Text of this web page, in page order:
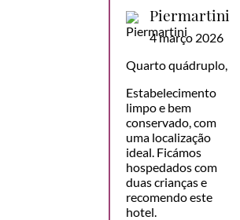
Piermartini
4 março 2026
Quarto quádruplo,
Estabelecimento
limpo e bem
conservado, com
uma localização
ideal. Ficámos
hospedados com
duas crianças e
recomendo este
hotel.